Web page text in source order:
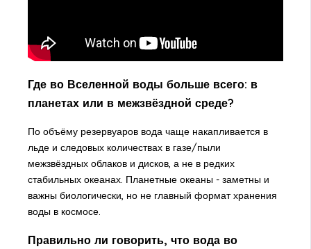
Где во Вселенной воды больше всего: в
планетах или в межзвёздной среде?
По объёму резервуаров вода чаще накапливается в
льде и следовых количествах в газе/пыли
межзвёздных облаков и дисков, а не в редких
стабильных океанах. Планетные океаны - заметны и
важны биологически, но не главный формат хранения
воды в космосе.
Правильно ли говорить, что вода во